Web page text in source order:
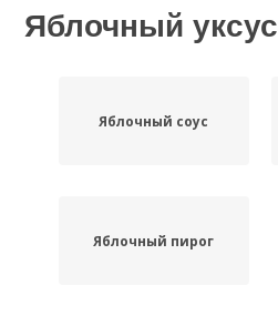
Яблочный уксус
Яблочный соус
Яблочный пирог